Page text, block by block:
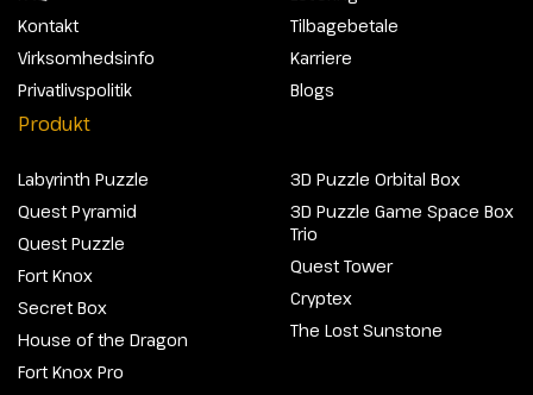
Kontakt
Virksomhedsinfo
Privatlivspolitik
Tilbagebetale
Karriere
Blogs
Produkt
Labyrinth Puzzle
Quest Pyramid
Quest Puzzle
Fort Knox
Secret Box
House of the Dragon
Fort Knox Pro
3D Puzzle Orbital Box
3D Puzzle Game Space Box
Trio
Quest Tower
Cryptex
The Lost Sunstone